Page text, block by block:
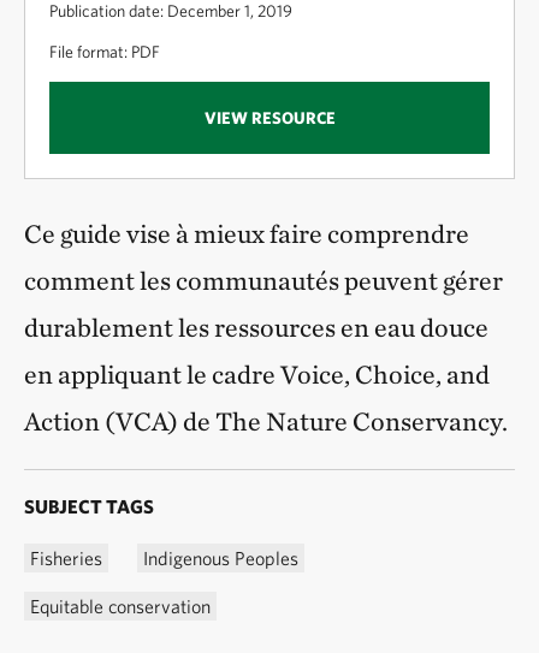
Publication date: December 1, 2019
File format: PDF
VIEW RESOURCE
Ce guide vise à mieux faire comprendre
comment les communautés peuvent gérer
durablement les ressources en eau douce
en appliquant le cadre Voice, Choice, and
Action (VCA) de The Nature Conservancy.
SUBJECT TAGS
Fisheries Indigenous Peoples
Equitable conservation